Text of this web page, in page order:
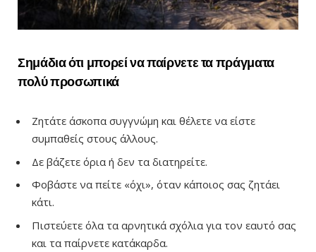
Σημάδια ότι μπορεί να παίρνετε τα πράγματα
πολύ προσωπικά
Ζητάτε άσκοπα συγγνώμη και θέλετε να είστε
συμπαθείς στους άλλους.
Δε βάζετε όρια ή δεν τα διατηρείτε.
Φοβάστε να πείτε «όχι», όταν κάποιος σας ζητάει
κάτι.
Πιστεύετε όλα τα αρνητικά σχόλια για τον εαυτό σας
και τα παίρνετε κατάκαρδα.